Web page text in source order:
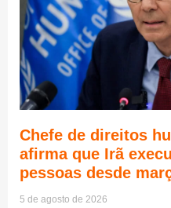
Chefe de direitos
afirma que Irã
pessoas desde
5 de agosto de 2026